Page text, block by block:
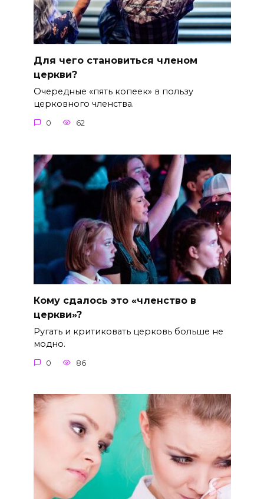
Для чего становиться членом
церкви?
Очередные «пять копеек» в пользу
церковного членства.
0 62
Кому сдалось это «членство в
церкви»?
Ругать и критиковать церковь больше не
модно.
0 86